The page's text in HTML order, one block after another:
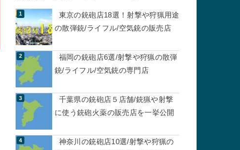
東京の銃砲店18選！射撃や狩猟用途
の散弾銃/ライフル/空気銃の販売店
福岡の銃砲店6選/射撃や狩猟の散弾
銃/ライフル/空気銃の専門店
千葉県の銃砲店５店舗/銃猟や射撃
に使う銃砲火薬の販売店を一挙公開
神奈川の銃砲店10選/射撃や狩猟の